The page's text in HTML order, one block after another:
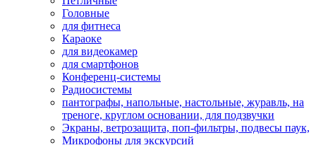
Головные
для фитнеса
Караоке
для видеокамер
для смартфонов
Конференц-системы
Радиосистемы
пантографы, напольные, настольные, журавль, на
треноге, круглом основании, для подзвучки
Экраны, ветрозащита, поп-фильтры, подвесы паук,
Микрофоны для экскурсий